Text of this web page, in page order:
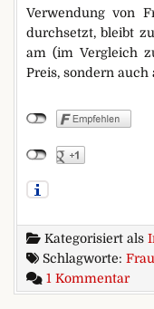
Verwendung von
durchsetzt, bleibt
am (im Vergleich
Preis, sondern
Kategorisiert als
Schlagworte:
1 Kommentarzu